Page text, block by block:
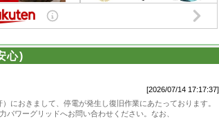
心)
[2026/07/14 17:17:37]
におきまして、停電が発生し復旧作業にあたっております。
パワーグリッドへお問い合わせください。なお、